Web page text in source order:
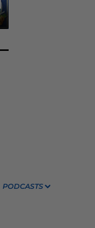
PODCASTS